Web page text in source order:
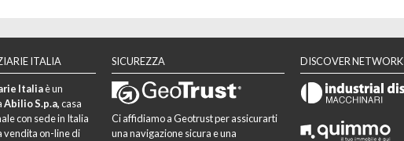
ITALIA
Italiaè un
Abilio S.p.a,casa
con sede in Italia
vendita on-line di
SICUREZZA
Ci affidiamo a Geotrust per assicurarti
una navigazione sicura e una
DISCOVER NETWORK